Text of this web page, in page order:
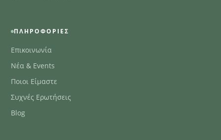
ΠΛΗΡΟΦΟΡΊΕΣ
Επικοινωνία
Νέα & Events
Ποιοι Είμαστε
Συχνές Ερωτήσεις
Blog